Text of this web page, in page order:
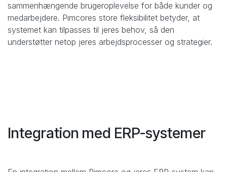
sammenhængende brugeroplevelse for både kunder og
medarbejdere. Pimcores store fleksibilitet betyder, at
systemet kan tilpasses til jeres behov, så den
understøtter netop jeres arbejdsprocesser og strategier.
Integration med ERP-systemer